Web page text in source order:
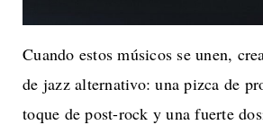
Cuando estos músicos se unen,
de jazz alternativo: una pizca de
toque de post-rock y una fuerte